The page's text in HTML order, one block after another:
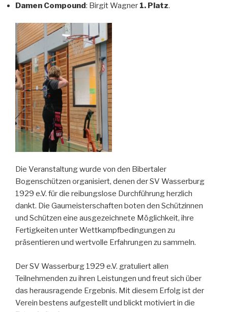
Damen Compound: Birgit Wagner 1. Platz.
Die Veranstaltung wurde von den Bibertaler
Bogenschützen organisiert, denen der SV Wasserburg
1929 e.V. für die reibungslose Durchführung herzlich
dankt. Die Gaumeisterschaften boten den Schützinnen
und Schützen eine ausgezeichnete Möglichkeit, ihre
Fertigkeiten unter Wettkampfbedingungen zu
präsentieren und wertvolle Erfahrungen zu sammeln.
Der SV Wasserburg 1929 e.V. gratuliert allen
Teilnehmenden zu ihren Leistungen und freut sich über
das herausragende Ergebnis. Mit diesem Erfolg ist der
Verein bestens aufgestellt und blickt motiviert in die